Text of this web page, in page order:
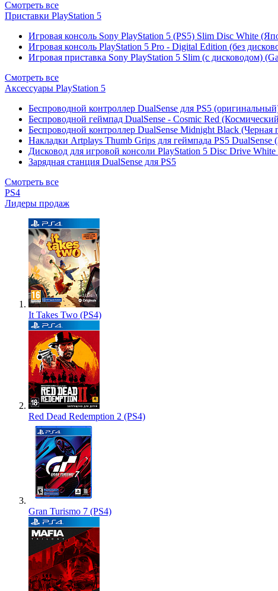
Смотреть все
Приставки PlayStation 5
Игровая консоль Sony PlayStation 5 (PS5) Slim Disc White
Игровая консоль PlayStation 5 Pro - Digital Edition (без
Игровая приставка Sony PlayStation 5 Slim (с дисководом)
Смотреть все
Аксессуары PlayStation 5
Беспроводной контроллер DualSense для PS5
Беспроводной геймпад DualSense - Cosmic Red
Беспроводной контроллер DualSense Midnight Black (Черная
Накладки Artplays Thumb Grips для геймпада PS5 DualSense
Дисковод для игровой консоли PlayStation 5 Disc Drive
Зарядная станция DualSense для PS5
Смотреть все
PS4
Лидеры продаж
It Takes Two (PS4)
Red Dead Redemption 2 (PS4)
Gran Turismo 7 (PS4)